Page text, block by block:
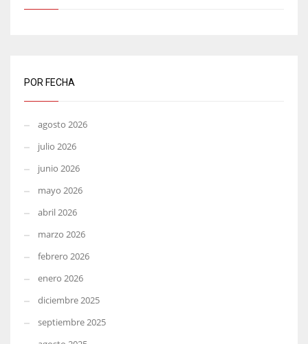
POR FECHA
agosto 2026
julio 2026
junio 2026
mayo 2026
abril 2026
marzo 2026
febrero 2026
enero 2026
diciembre 2025
septiembre 2025